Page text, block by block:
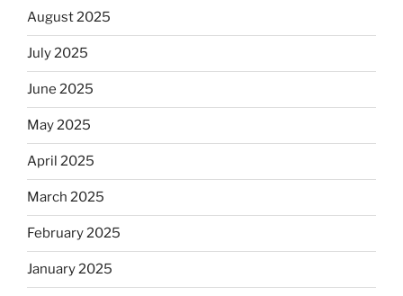
August 2025
July 2025
June 2025
May 2025
April 2025
March 2025
February 2025
January 2025